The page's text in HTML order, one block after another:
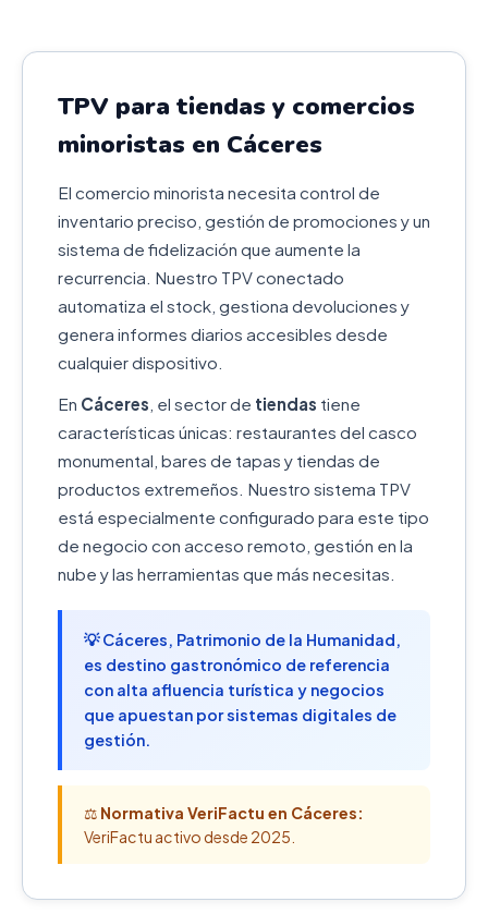
TPV para tiendas y comercios
minoristas en Cáceres
El comercio minorista necesita control de
inventario preciso, gestión de promociones y un
sistema de fidelización que aumente la
recurrencia. Nuestro TPV conectado
automatiza el stock, gestiona devoluciones y
genera informes diarios accesibles desde
cualquier dispositivo.
En Cáceres , el sector de tiendas tiene
características únicas: restaurantes del casco
monumental, bares de tapas y tiendas de
productos extremeños. Nuestro sistema TPV
está especialmente configurado para este tipo
de negocio con acceso remoto, gestión en la
nube y las herramientas que más necesitas.
💡 Cáceres, Patrimonio de la Humanidad,
es destino gastronómico de referencia
con alta afluencia turística y negocios
que apuestan por sistemas digitales de
gestión.
⚖️ Normativa VeriFactu en Cáceres:
VeriFactu activo desde 2025.